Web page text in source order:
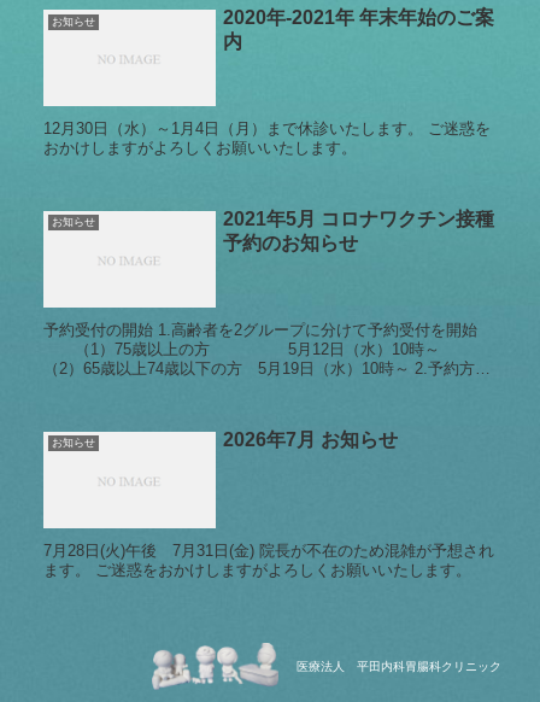
お知らせ
2020年-2021年 年末年始のご案
内
12月30日（水）～1月4日（月）まで休診いたします。 ご迷惑を
おかけしますがよろしくお願いいたします。
お知らせ
2021年5月 コロナワクチン接種
予約のお知らせ
予約受付の開始 1.高齢者を2グループに分けて予約受付を開始
（1）75歳以上の方 5月12日（水）10時～
（2）65歳以上74歳以下の方 5月19日（水）10時～ 2.予約方法
お知らせ 2026年7月 お知らせ
7月28日(火)午後 7月31日(金) 院長が不在のため混雑が予想され
ます。 ご迷惑をおかけしますがよろしくお願いいたします。
2021年 お盆休みのご案内
医療法人 平田内科胃腸科クリニック